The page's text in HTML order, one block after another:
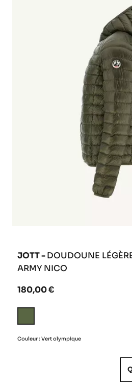
JOTT -DOUDOUNE
ARMY NICO
180,00 €
olympique
Couleur : Vert olympique